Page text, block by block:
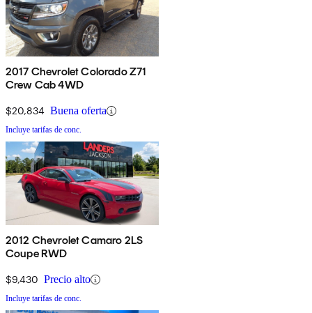
2017 Chevrolet Colorado Z71
Crew Cab 4WD
$20,834 Buena oferta
Incluye tarifas de conc.
2012 Chevrolet Camaro 2LS
Coupe RWD
$9,430 Precio alto
Incluye tarifas de conc.